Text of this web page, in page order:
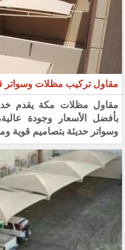
مقاول تركيب مظلات وسواتر
مقاول مظلات مكة يقدم
بأفضل الأسعار وجودة
وسواتر حديثة بتصاميم قوية